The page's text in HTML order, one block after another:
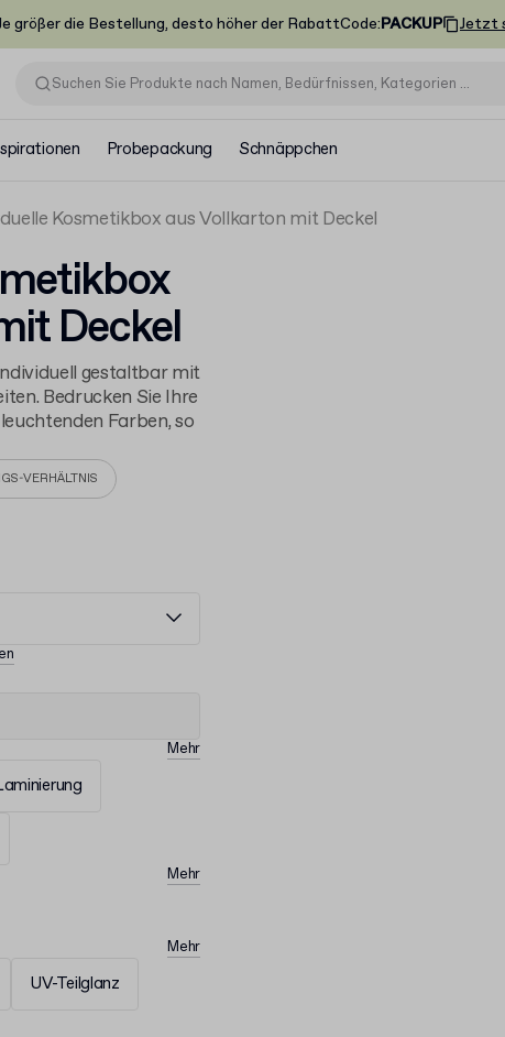
größer die Bestellung, desto höher der RabattCode:PACKUP Jetzt
Probepackung Schnäppchen
Kosmetikbox aus Vollkarton mit Deckel
Deckel
gestaltbar mit
Bedrucken Sie Ihre
Farben, so
VERHÄLTNIS
Mehr
Mehr
Mehr
UV-Teilglanz